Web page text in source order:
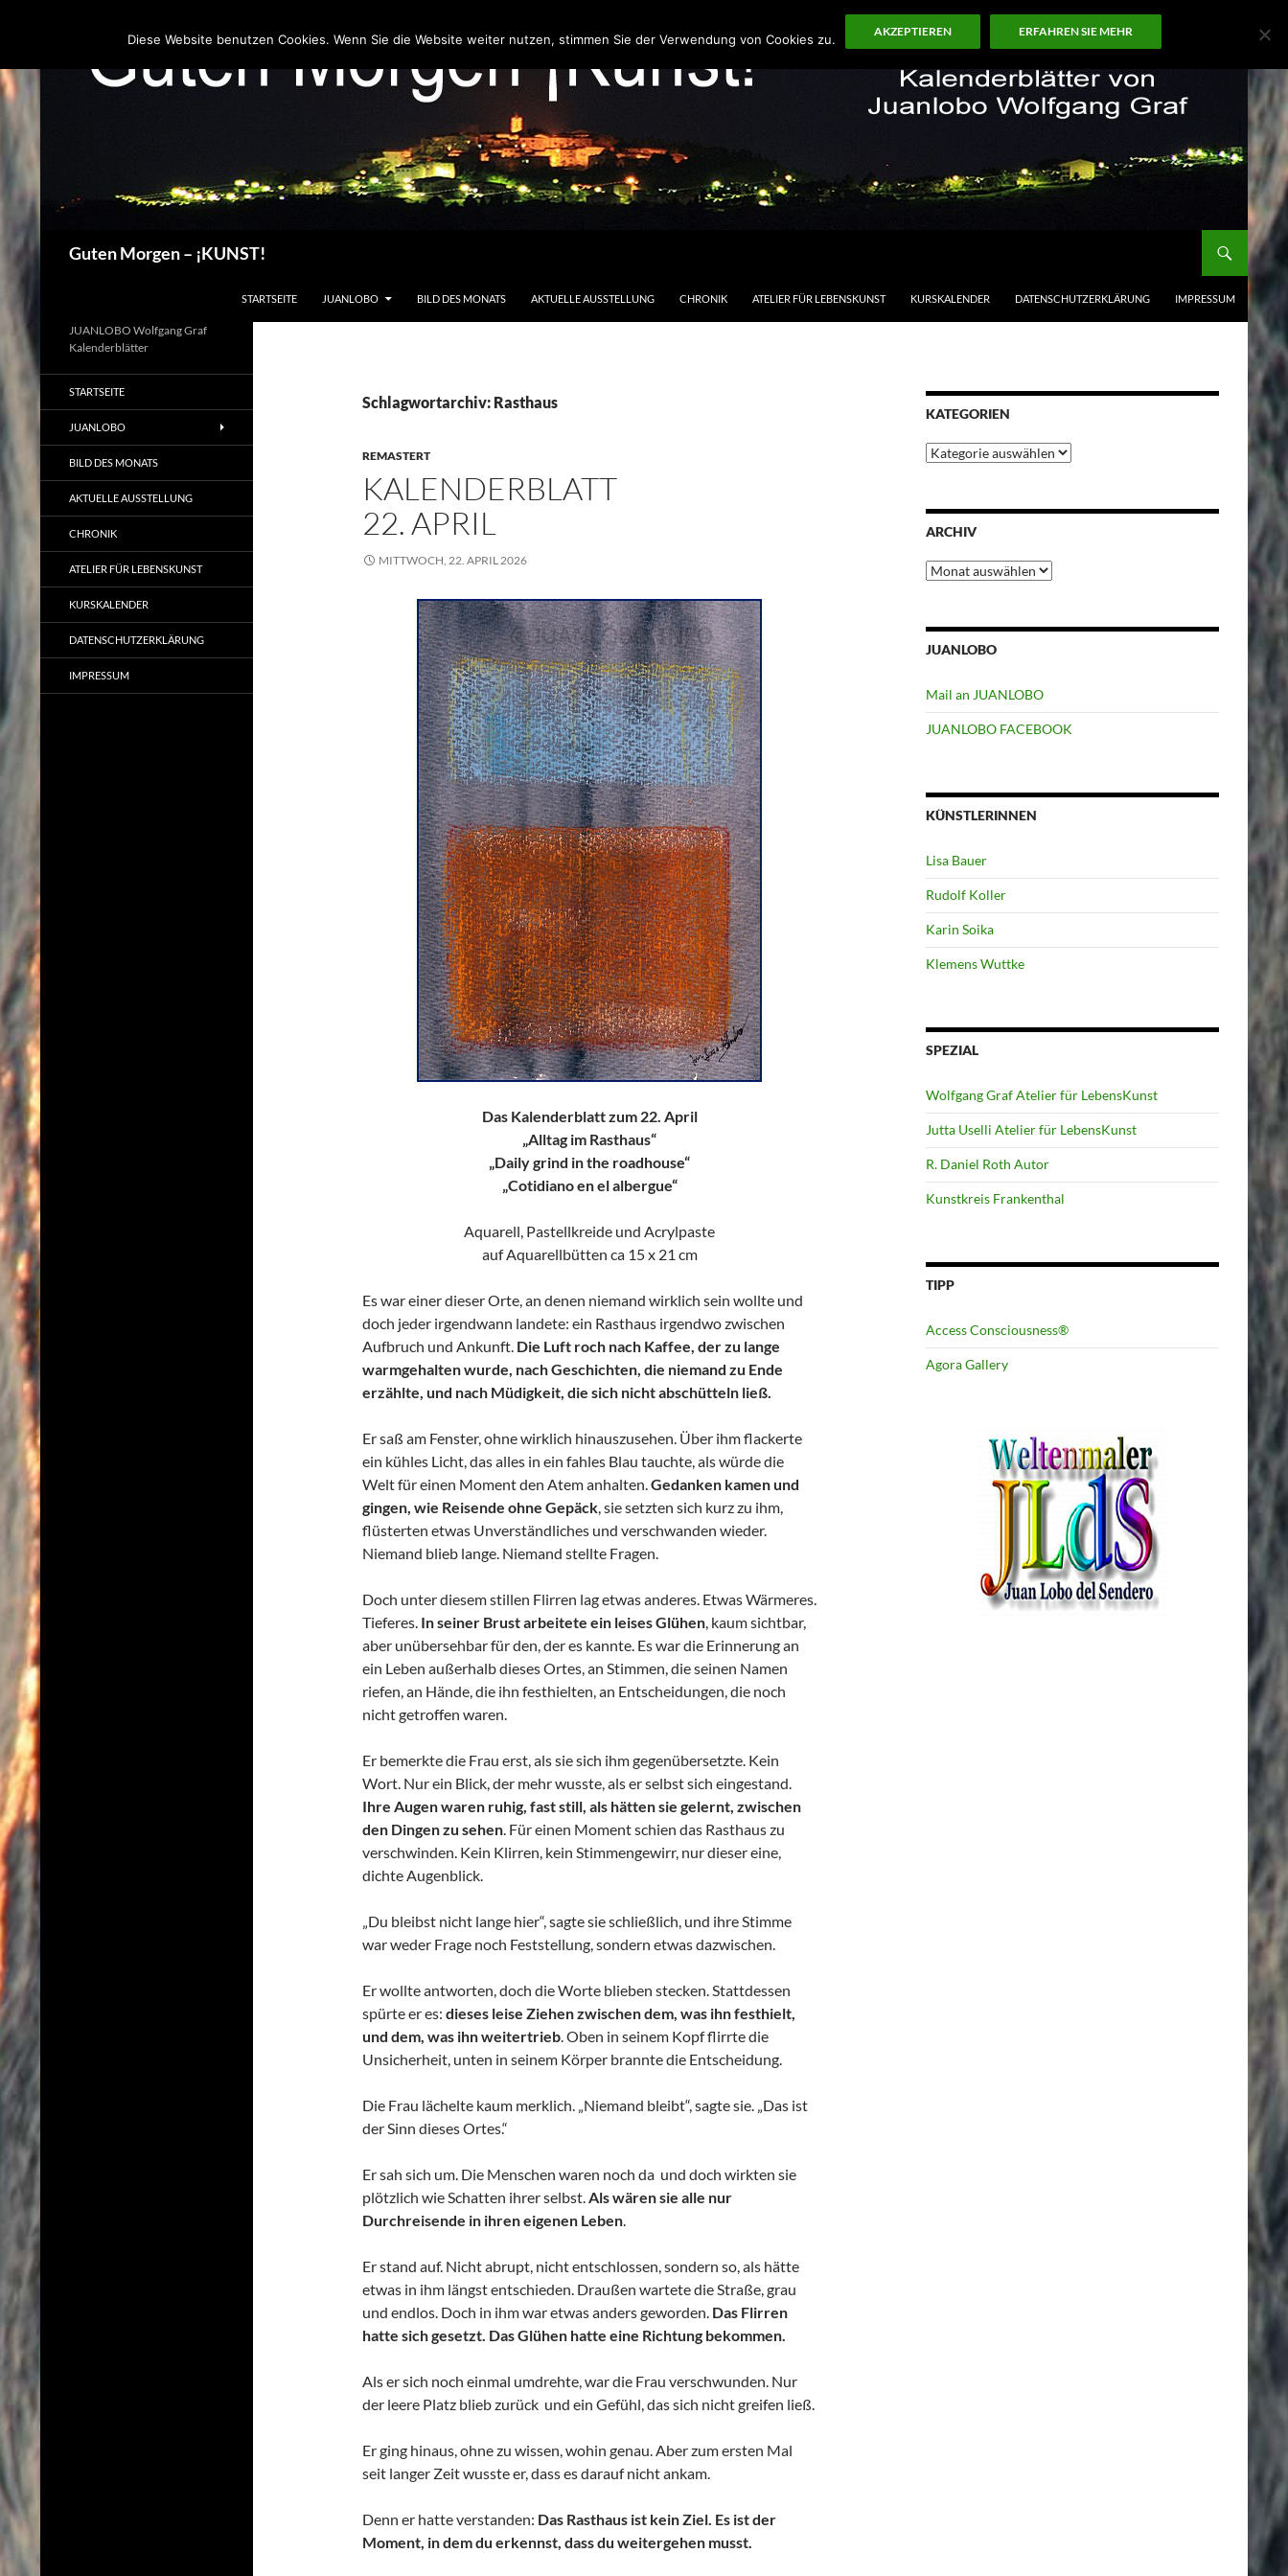
Guten Morgen – ¡KUNST!
STARTSEITE JUANLOBO BILD DES MONATS AKTUELLE AUSSTELLUNG CHRONIK ATELIER FÜR LEBENSKUNST KURSKALENDER DATENSCHUTZERKLÄRUNG IMPRESSUM
Schlagwortarchiv: Rasthaus
REMASTERT
KALENDERBLATT
22. APRIL
MITTWOCH, 22. APRIL 2026
Das Kalenderblatt zum 22. April
„Alltag im Rasthaus“
„Daily grind in the roadhouse“
„Cotidiano en el albergue“
Aquarell, Pastellkreide und Acrylpaste
auf Aquarellbütten ca 15 x 21 cm
Es war einer dieser Orte, an denen niemand wirklich sein wollte und
doch jeder irgendwann landete: ein Rasthaus irgendwo zwischen
Aufbruch und Ankunft. Die Luft roch nach Kaffee, der zu lange
warmgehalten wurde, nach Geschichten, die niemand zu Ende
erzählte, und nach Müdigkeit, die sich nicht abschütteln ließ.
Er saß am Fenster, ohne wirklich hinauszusehen. Über ihm flackerte
ein kühles Licht, das alles in ein fahles Blau tauchte, als würde die
Welt für einen Moment den Atem anhalten.Gedanken kamen und
gingen, wie Reisende ohne Gepäck, sie setzten sich kurz zu ihm,
flüsterten etwas Unverständliches und verschwanden wieder.
Niemand blieb lange. Niemand stellte Fragen.
Doch unter diesem stillen Flirren lag etwas anderes. Etwas Wärmeres.
Tieferes. In seiner Brust arbeitete ein leises Glühen, kaum sichtbar,
aber unübersehbar für den, der es kannte. Es war die Erinnerung an
ein Leben außerhalb dieses Ortes, an Stimmen, die seinen Namen
riefen, an Hände, die ihn festhielten, an Entscheidungen, die noch
nicht getroffen waren.
Er bemerkte die Frau erst, als sie sich ihm gegenübersetzte. Kein
Wort. Nur ein Blick, der mehr wusste, als er selbst sich eingestand.
Ihre Augen waren ruhig, fast still, als hätten sie gelernt, zwischen
den Dingen zu sehen. Für einen Moment schien das Rasthaus zu
verschwinden. Kein Klirren, kein Stimmengewirr, nur dieser eine,
dichte Augenblick.
„Du bleibst nicht lange hier“, sagte sie schließlich, und ihre Stimme
war weder Frage noch Feststellung, sondern etwas dazwischen.
Er wollte antworten, doch die Worte blieben stecken. Stattdessen
spürte er es: dieses leise Ziehen zwischen dem, was ihn festhielt,
und dem, was ihn weitertrieb. Oben in seinem Kopf flirrte die
Unsicherheit, unten in seinem Körper brannte die Entscheidung.
Die Frau lächelte kaum merklich. „Niemand bleibt“, sagte sie. „Das ist
der Sinn dieses Ortes.“
Er sah sich um. Die Menschen waren noch da und doch wirkten sie
plötzlich wie Schatten ihrer selbst.Als wären sie alle nur
Durchreisende in ihren eigenen Leben.
Er stand auf. Nicht abrupt, nicht entschlossen, sondern so, als hätte
etwas in ihm längst entschieden. Draußen wartete die Straße, grau
und endlos. Doch in ihm war etwas anders geworden. Das Flirren
hatte sich gesetzt. Das Glühen hatte eine Richtung bekommen.
Als er sich noch einmal umdrehte, war die Frau verschwunden. Nur
der leere Platz blieb zurück und ein Gefühl, das sich nicht greifen ließ.
Er ging hinaus, ohne zu wissen, wohin genau. Aber zum ersten Mal
seit langer Zeit wusste er, dass es darauf nicht ankam.
Denn er hatte verstanden: Das Rasthaus ist kein Ziel. Es ist der
Moment, in dem du erkennst, dass du weitergehen musst.
KATEGORIEN
Kategorien
ARCHIV
Archiv
JUANLOBO
Mail an JUANLOBO
JUANLOBO FACEBOOK
KÜNSTLERINNEN
Lisa Bauer
Rudolf Koller
Karin Soika
Klemens Wuttke
SPEZIAL
Wolfgang Graf Atelier für LebensKunst
Jutta Uselli Atelier für LebensKunst
R. Daniel Roth Autor
Kunstkreis Frankenthal
TIPP
Access Consciousness®
Agora Gallery
JUANLOBO Wolfgang Graf
Kalenderblätter
STARTSEITE
JUANLOBO
BILD DES MONATS
AKTUELLE AUSSTELLUNG
CHRONIK
ATELIER FÜR LEBENSKUNST
KURSKALENDER
DATENSCHUTZERKLÄRUNG
IMPRESSUM
Diese Website benutzen Cookies. Wenn Sie die Website weiter nutzen, stimmen Sie der Verwendung von Cookies zu.
AKZEPTIEREN ERFAHREN SIE MEHR